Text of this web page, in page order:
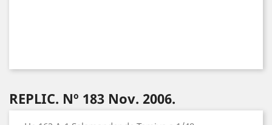
REPLIC. Nº 183 Nov. 2006.